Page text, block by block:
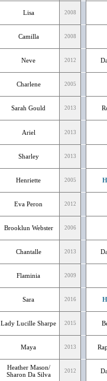
Lisa 2008
Camilla 2008
Neve 2012
Charlene 2005
Sarah Gould 2013
Ariel 2013
Sharley 2013
Henriette 2005
Eva Peron 2012
Brooklun Webster 2006
Chantalle 2013
Flaminia 2009
Sara 2016
Lady Lucille Sharpe 2015
Maya 2013
Heather Mason/
Sharon Da Silva
2012